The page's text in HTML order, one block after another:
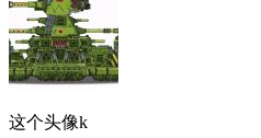
这个头像k